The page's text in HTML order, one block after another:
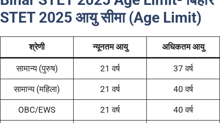
STET 2025 आयु सीमा (Age Limit)
श्रेणी न्यूनतम आयु अधिकतम आयु
सामान्य (पुरुष) 21 वर्ष 37 वर्ष
सामान्य (महिला) 21 वर्ष 40 वर्ष
OBC/EWS 21 वर्ष 40 वर्ष